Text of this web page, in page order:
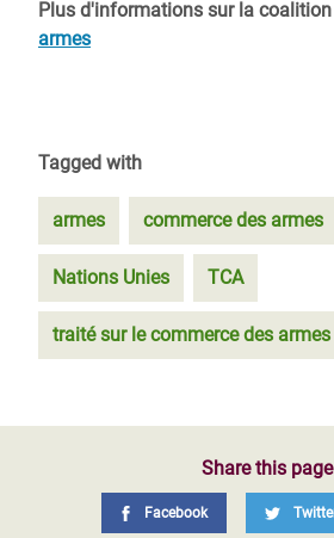
Plus d'informations sur la coalition
armes
Tagged with
armes commerce des armes
Nations Unies TCA
traité sur le commerce des armes
Share this page
Facebook